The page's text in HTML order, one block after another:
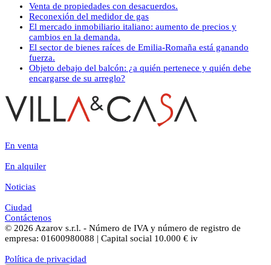
Venta de propiedades con desacuerdos.
Reconexión del medidor de gas
El mercado inmobiliario italiano: aumento de precios y
cambios en la demanda.
El sector de bienes raíces de Emilia-Romaña está ganando
fuerza.
Objeto debajo del balcón: ¿a quién pertenece y quién debe
encargarse de su arreglo?
En venta
En alquiler
Noticias
Ciudad
Contáctenos
© 2026 Azarov s.r.l. - Número de IVA y número de registro de
empresa: 01600980088 | Capital social 10.000 € iv
Política de privacidad